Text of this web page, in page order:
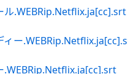
ル.WEBRip.Netflix.ja[cc].srt
ィー
.WEBRip.Netflix.ja[cc].srt